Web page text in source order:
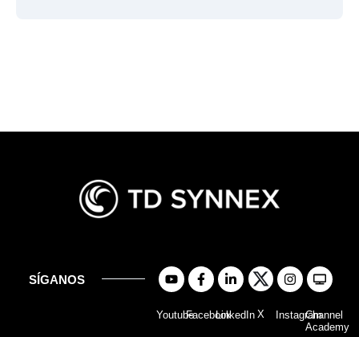
SÍGANOS
YoutubeFacebookLinkedIn X InstagramChannel
Academy